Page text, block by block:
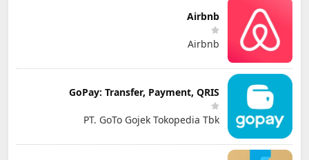
Airbnb
Airbnb
GoPay: Transfer, Payment, QRIS
PT. GoTo Gojek Tokopedia Tbk